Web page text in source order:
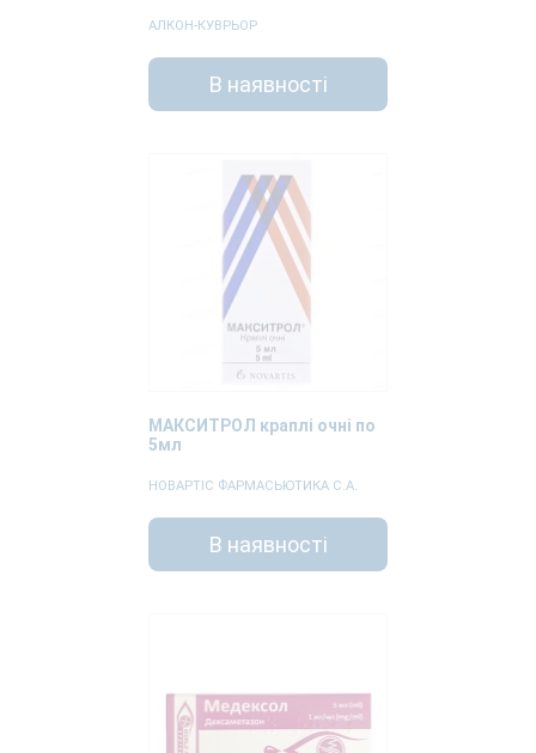
АЛКОН-КУВРЬОР
В наявності
МАКСИТРОЛ краплі очні по
5мл
НОВАРТІС ФАРМАСЬЮТИКА С.А.
В наявності